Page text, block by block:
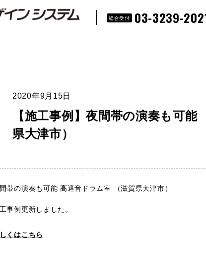
総合受付 03-3239-
2020年9月15日
【施工事例】夜間帯の演奏も可
県大津市）
帯の演奏も可能 高遮音ドラム室 （滋賀県大津市）
事例更新しました。
くはこちら